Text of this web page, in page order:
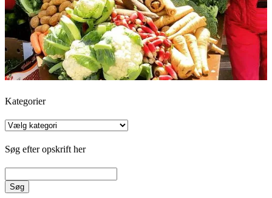
Kategorier
Kategorier
Søg efter opskrift her
Søg